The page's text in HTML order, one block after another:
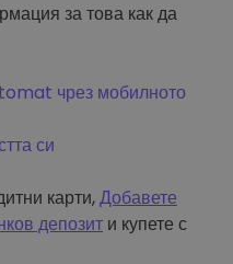
за това как да
чрез мобилното
си
карти,Добавете
депозит и купете с